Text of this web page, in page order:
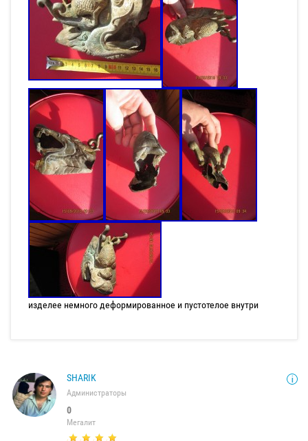
изделее немного деформированное и пустотелое внутри
SHARIK
Администраторы
0
Мегалит